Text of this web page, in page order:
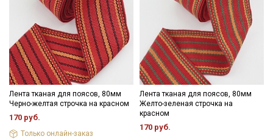
Лента тканая для поясов, 80мм
Черно-желтая строчка на красном
170 руб.
Только онлайн-заказ
Лента тканая для поясов, 80мм
Желто-зеленая строчка на
красном
170 руб.